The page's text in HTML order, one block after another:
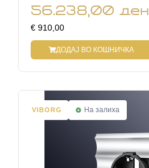
56.238,00 ден
€ 910,00
ДОДАЈ ВО КОШНИЧКА
VIBORG На залиха